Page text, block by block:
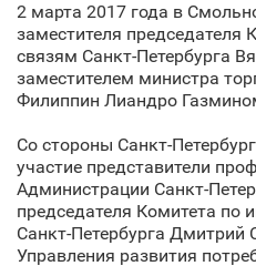
2 марта 2017 года в
заместителя
связям Санкт‑Петербурга
заместителем министра
Филиппин Лиандро
Со стороны
участие представители
Администрации
председателя Комитета по
Санкт‑Петербурга Дмитрий
Управления развития